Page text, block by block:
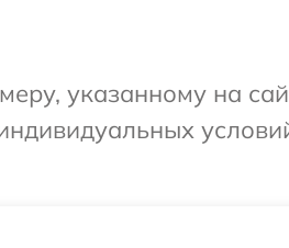
указанному на